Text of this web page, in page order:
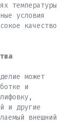
температуры
условия
качество
может
и
и другие
внешний